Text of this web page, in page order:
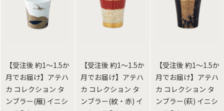
【受注後 約1～1.5か
月でお届け】アテハ
カ コレクション タ
ンブラー(雁) イニシ
【受注後 約1～1.5か
月でお届け】アテハ
カ コレクション タ
ンブラー(紋・赤) イ
【受注後 約1～1.5か
月でお届け】アテハ
カ コレクション タ
ンブラー(萩) イニシ